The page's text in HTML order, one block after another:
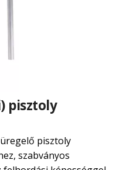
pisztoly
pisztoly
szabványos